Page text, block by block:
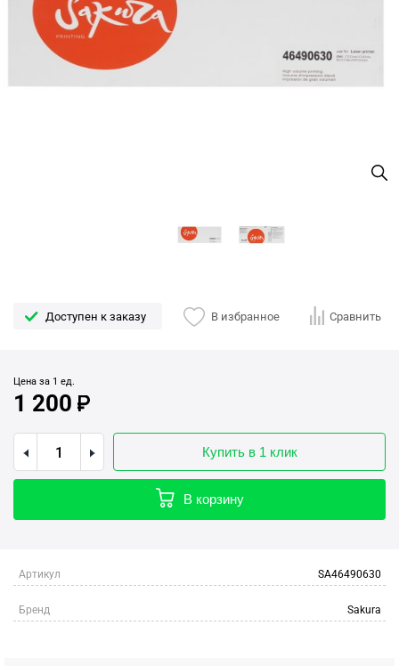
Доступен к заказу В избранное Сравнить
Цена за 1 ед.
1 200
Купить в 1 клик
В корзину
Артикул SA46490630
Бренд Sakura